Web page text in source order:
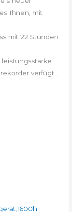
Ihnen, mit
mit 22 Stunden
leistungsstarke
verfügt...